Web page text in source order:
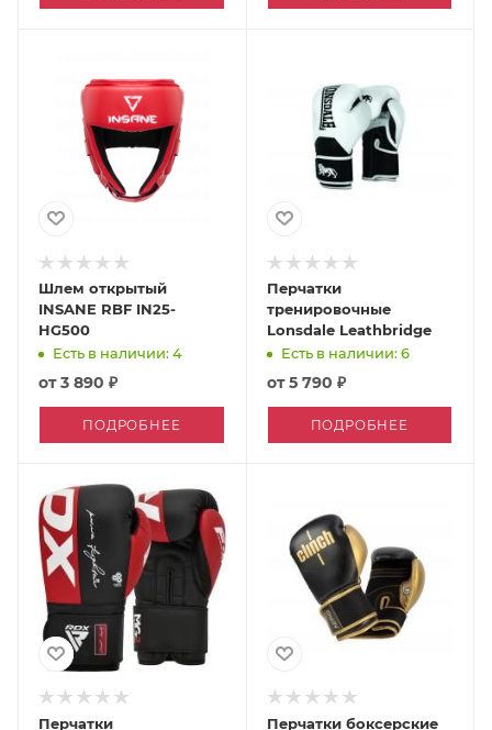
Шлем открытый
INSANE RBF IN25-
HG500
Есть в наличии: 4
от3 890 ₽
ПОДРОБНЕЕ
Перчатки
тренировочные
Lonsdale Leathbridge
Есть в наличии: 6
от5 790 ₽
ПОДРОБНЕЕ
Перчатки
Перчатки боксерские